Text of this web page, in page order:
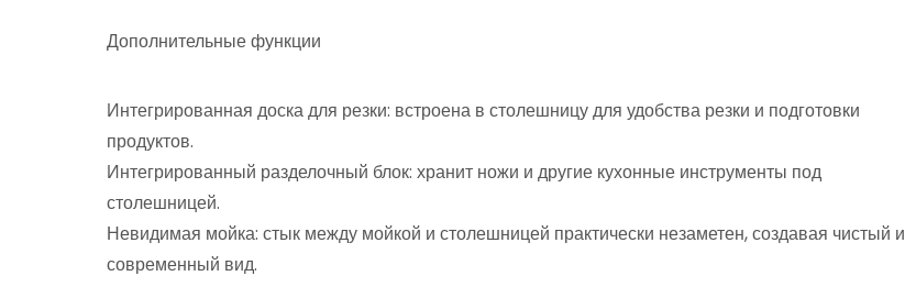
Дополнительные функции
Интегрированная доска для резки: встроена в столешницу для удобства резки и подготовки
продуктов.
Интегрированный разделочный блок: хранит ножи и другие кухонные инструменты под
столешницей.
Невидимая мойка: стык между мойкой и столешницей практически незаметен, создавая чистый и
современный вид.